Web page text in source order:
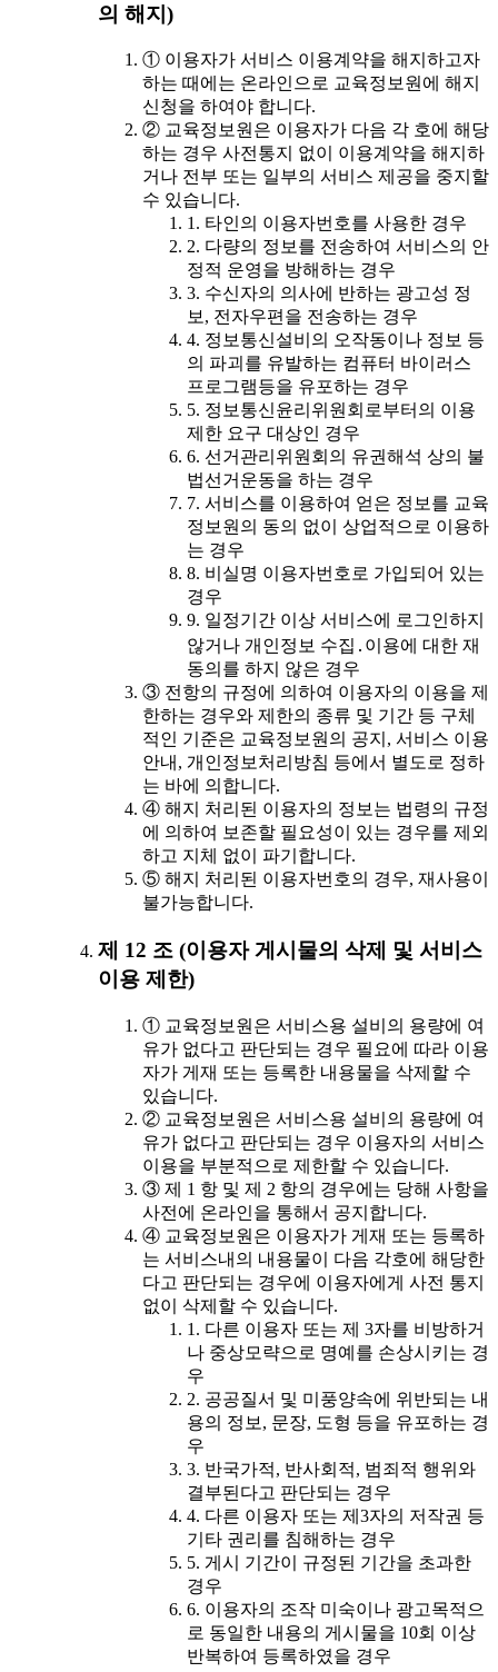
의 해지)
① 이용자가 서비스 이용계약을 해지하고자
하는 때에는 온라인으로 교육정보원에 해지
신청을 하여야 합니다.
② 교육정보원은 이용자가 다음 각 호에 해당
하는 경우 사전통지 없이 이용계약을 해지하
거나 전부 또는 일부의 서비스 제공을 중지할
수 있습니다.
1. 타인의 이용자번호를 사용한 경우
2. 다량의 정보를 전송하여 서비스의 안
정적 운영을 방해하는 경우
3. 수신자의 의사에 반하는 광고성 정
보, 전자우편을 전송하는 경우
4. 정보통신설비의 오작동이나 정보 등
의 파괴를 유발하는 컴퓨터 바이러스
프로그램등을 유포하는 경우
5. 정보통신윤리위원회로부터의 이용
제한 요구 대상인 경우
6. 선거관리위원회의 유권해석 상의 불
법선거운동을 하는 경우
7. 서비스를 이용하여 얻은 정보를 교육
정보원의 동의 없이 상업적으로 이용하
는 경우
8. 비실명 이용자번호로 가입되어 있는
경우
9. 일정기간 이상 서비스에 로그인하지
않거나 개인정보 수집․이용에 대한 재
동의를 하지 않은 경우
③ 전항의 규정에 의하여 이용자의 이용을 제
한하는 경우와 제한의 종류 및 기간 등 구체
적인 기준은 교육정보원의 공지, 서비스 이용
안내, 개인정보처리방침 등에서 별도로 정하
는 바에 의합니다.
④ 해지 처리된 이용자의 정보는 법령의 규정
에 의하여 보존할 필요성이 있는 경우를 제외
하고 지체 없이 파기합니다.
⑤ 해지 처리된 이용자번호의 경우, 재사용이
불가능합니다.
제 12 조 (이용자 게시물의 삭제 및 서비스
이용 제한)
① 교육정보원은 서비스용 설비의 용량에 여
유가 없다고 판단되는 경우 필요에 따라 이용
자가 게재 또는 등록한 내용물을 삭제할 수
있습니다.
② 교육정보원은 서비스용 설비의 용량에 여
유가 없다고 판단되는 경우 이용자의 서비스
이용을 부분적으로 제한할 수 있습니다.
③ 제 1 항 및 제 2 항의 경우에는 당해 사항을
사전에 온라인을 통해서 공지합니다.
④ 교육정보원은 이용자가 게재 또는 등록하
는 서비스내의 내용물이 다음 각호에 해당한
다고 판단되는 경우에 이용자에게 사전 통지
없이 삭제할 수 있습니다.
1. 다른 이용자 또는 제 3자를 비방하거
나 중상모략으로 명예를 손상시키는 경
우
2. 공공질서 및 미풍양속에 위반되는 내
용의 정보, 문장, 도형 등을 유포하는 경
우
3. 반국가적, 반사회적, 범죄적 행위와
결부된다고 판단되는 경우
4. 다른 이용자 또는 제3자의 저작권 등
기타 권리를 침해하는 경우
5. 게시 기간이 규정된 기간을 초과한
경우
6. 이용자의 조작 미숙이나 광고목적으
로 동일한 내용의 게시물을 10회 이상
반복하여 등록하였을 경우